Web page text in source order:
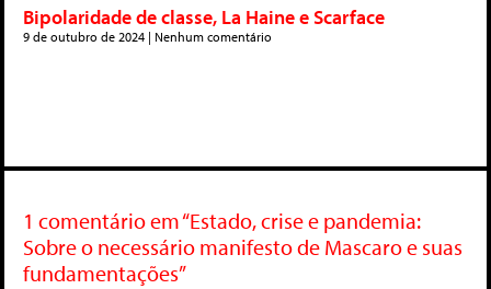
Bipolaridade de classe, La Haine e Scarface
9 de outubro de 2024 Nenhum comentário
1 comentário em “Estado, crise e pandemia:
Sobre o necessário manifesto de Mascaro e suas
fundamentações”